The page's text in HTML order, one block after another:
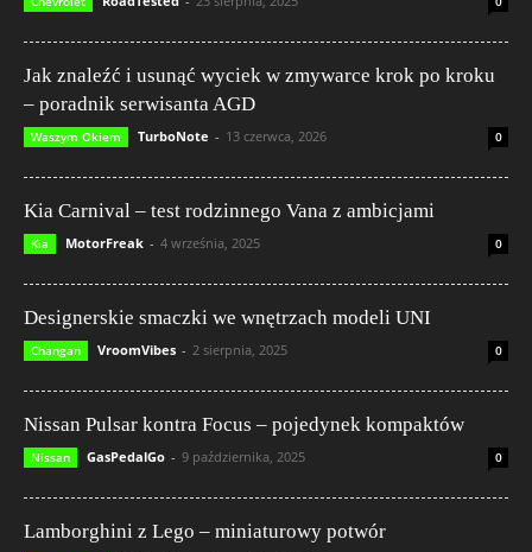
Jak znaleźć i usunąć wyciek w zmywarce krok po kroku
– poradnik serwisanta AGD
Waszym Okiem TurboNote - 13 czerwca, 2026 0
Kia Carnival – test rodzinnego Vana z ambicjami
Kia MotorFreak - 4 września, 2025 0
Designerskie smaczki we wnętrzach modeli UNI
Changan VroomVibes - 2 sierpnia, 2025 0
Nissan Pulsar kontra Focus – pojedynek kompaktów
Nissan GasPedalGo - 9 października, 2025 0
Lamborghini z Lego – miniaturowy potwór